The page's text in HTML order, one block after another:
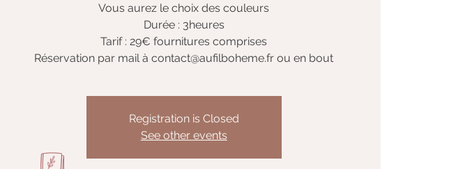
Vous aurez le choix des couleurs
Durée : 3heures
Tarif : 29€ fournitures comprises
Réservation par mail à contact@aufilboheme.fr ou en bout
Registration is Closed
See other events